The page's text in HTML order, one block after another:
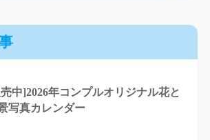
中]2026年コンプルオリジナル花と
写真カレンダー